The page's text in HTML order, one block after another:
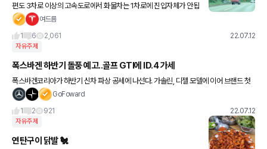
편도 3차로 이상의 고속도로에서 화물차는 1차로에 진입자체가 안됩
니다 (사진은 영동고속 편도4차로) 고속도로 다니다보면 사진같이
네
여드름
1
6 2,061 22.07.12
자유주제
폭스바겐 하반기 돌풍 예고..골프 GTI에 ID.4 가세
폭스바겐코리아가 하반기 신차 파상 공세에 나선다. 가솔린, 디젤 모델에 이어 브랜드 첫
전기차도 선보인다. 현재 판매 라인업 대부분이 디젤뿐이라 다양한 파워트레인을 추가해
GoFoward
1
2 921 22.07.12
자유주제
연탄구이 닭발 🐔